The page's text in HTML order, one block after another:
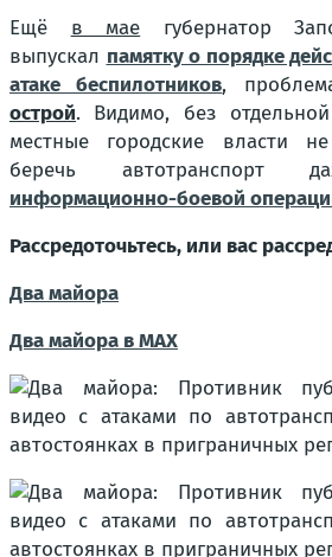
Ещё в мае губернатор
выпускал памятку о порядке
атаке беспилотников,
острой. Видимо, без отдельной
местные городские власти
беречь автотранспорт
информационно-боевой
Рассредоточьтесь, или вас
Два майора
Два майора в МАХ